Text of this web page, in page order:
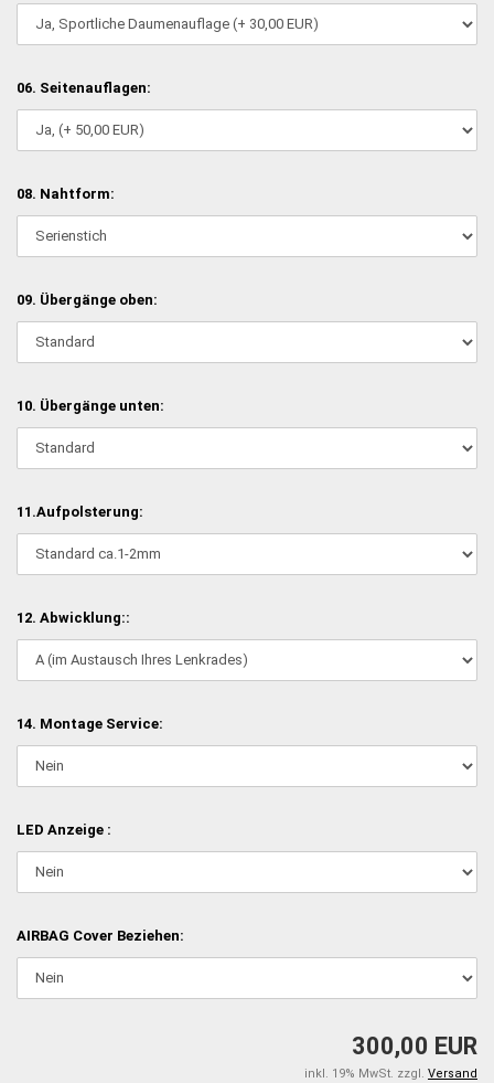
06. Seitenauflagen:
08. Nahtform:
09. Übergänge oben:
10. Übergänge unten:
11.Aufpolsterung:
12. Abwicklung::
14. Montage Service:
LED Anzeige :
AIRBAG Cover Beziehen:
300,00 EUR
inkl. 19% MwSt. zzgl. Versand